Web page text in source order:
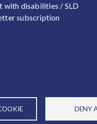
DENY
with disabilities / SLD
subscription